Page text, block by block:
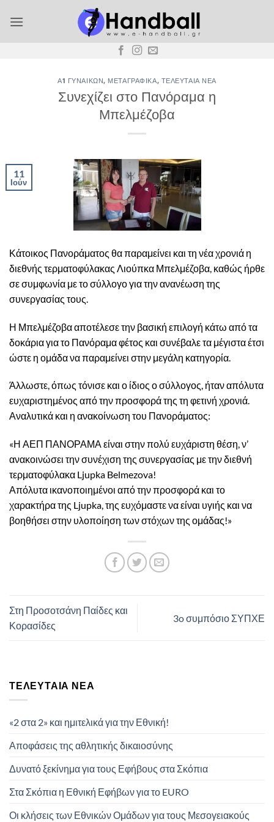
στο
Α1 ΓΥΝΑΙΚΏΝ, ΜΕΤΑΓΡΑΦΙΚΆ, ΤΕΛΕΥΤΑΊΑ ΝΈΑ
Συνεχίζει στο Πανόραμα η
Μπελμέζοβα
11
Ιούν
Κάτοικος Πανοράματος θα παραμείνει και τη νέα χρονιά η
διεθνής τερματοφύλακας Λιούπκα Μπελμέζοβα, καθώς ήρθε
σε συμφωνία με το σύλλογο για την ανανέωση της
συνεργασίας τους.
Η Μπελμέζοβα αποτέλεσε την βασική επιλογή κάτω από τα
δοκάρια για το Πανόραμα φέτος και συνέβαλε τα μέγιστα έτσι
ώστε η ομάδα να παραμείνει στην μεγάλη κατηγορία.
Άλλωστε, όπως τόνισε και ο ίδιος ο σύλλογος, ήταν απόλυτα
ευχαριστημένος από την προσφορά της τη φετινή χρονιά.
Αναλυτικά και η ανακοίνωση του Πανοράματος:
«Η ΑΕΠ ΠΑΝΟΡΑΜΑ είναι στην πολύ ευχάριστη θέση, ν’
ανακοινώσει την συνέχιση της συνεργασίας με την διεθνή
τερματοφύλακα Ljupka Belmezova!
Απόλυτα ικανοποιημένοι από την προσφορά και το
χαρακτήρα της Ljupka, της ευχόμαστε να είναι υγιής και να
βοηθήσει στην υλοποίηση των στόχων της ομάδας!»
Στη Προσοτσάνη Παίδες και
Κορασίδες
3o συμπόσιο ΣΥΠΧΕ
ΤΕΛΕΥΤΑΊΑ ΝΈΑ
«2 στα 2» και ημιτελικά για την Εθνική!
Αποφάσεις της αθλητικής δικαιοσύνης
Δυνατό ξεκίνημα για τους Εφήβους στα Σκόπια
Στα Σκόπια η Εθνική Εφήβων για το EURO
Οι κλήσεις των Εθνικών Ομάδων για τους Μεσογειακούς